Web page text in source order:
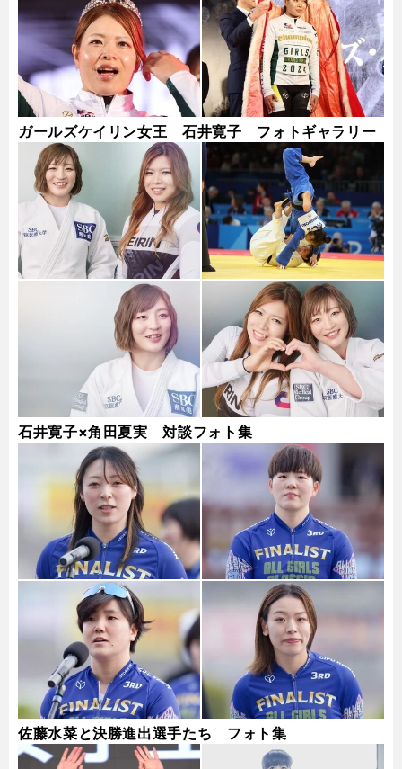
ガールズケイリン女王 石井寛子 フォトギャラリー
石井寛子×角田夏実 対談フォト集
佐藤水菜と決勝進出選手たち フォト集